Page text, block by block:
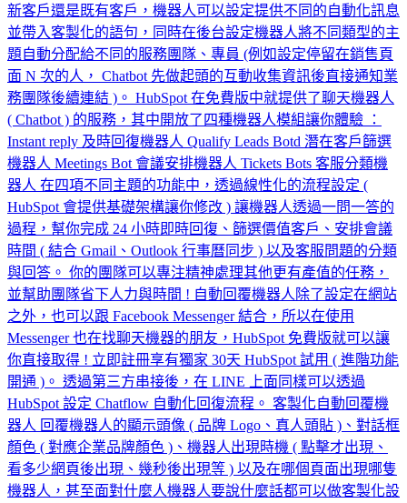
新客戶還是既有客戶，機器人可以設定提供不同的自動化訊息
並帶入客製化的語句，同時在後台設定機器人將不同類型的主
題自動分配給不同的服務團隊、專員 (例如設定停留在銷售頁
面 N 次的人， Chatbot 先做起頭的互動收集資訊後直接通知業
務團隊後續連結 )。 HubSpot 在免費版中就提供了聊天機器人
( Chatbot ) 的服務，其中開放了四種機器人模組讓你體驗 ：
Instant reply 及時回復機器人 Qualify Leads Botd 潛在客戶篩選
機器人 Meetings Bot 會議安排機器人 Tickets Bots 客服分類機
器人 在四項不同主題的功能中，透過線性化的流程設定 (
HubSpot 會提供基礎架構讓你修改 ) 讓機器人透過一問一答的
過程，幫你完成 24 小時即時回復、篩選價值客戶、安排會議
時間 ( 結合 Gmail、Outlook 行事曆同步 ) 以及客服問題的分類
與回答。 你的團隊可以專注精神處理其他更有產值的任務，
並幫助團隊省下人力與時間 ! 自動回覆機器人除了設定在網站
之外，也可以跟 Facebook Messenger 結合，所以在使用
Messenger 也在找聊天機器的朋友，HubSpot 免費版就可以讓
你直接取得 ! 立即註冊享有獨家 30天 HubSpot 試用 ( 進階功能
開通 )。 透過第三方串接後，在 LINE 上面同樣可以透過
HubSpot 設定 Chatflow 自動化回復流程。 客製化自動回覆機
器人 回覆機器人的顯示頭像 ( 品牌 Logo、真人頭貼 )、對話框
顏色 ( 對應企業品牌顏色 )、機器人出現時機 ( 點擊才出現、
看多少網頁後出現、幾秒後出現等 ) 以及在哪個頁面出現哪隻
機器人，甚至面對什麼人機器人要說什麼話都可以做客製化設